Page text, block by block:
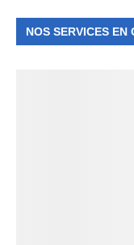
NOS SERVICES